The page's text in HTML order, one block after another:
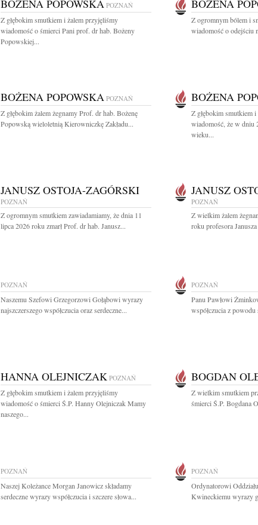
BOŻENA POPOWSKA POZNAŃ
Z głębokim smutkiem i żalem przyjęliśmy
wiadomość o śmierci Pani prof. dr hab. Bożeny
Popowskiej...
BOŻENA
Z ogromnym bólem i
wiadomość o odejściu
BOŻENA POPOWSKA POZNAŃ
Z głębokim żalem żegnamy Prof. dr hab. Bożenę
Popowską wieloletnią Kierowniczkę Zakładu...
BOŻENA
Z głębokim smutkiem
wiadomość, że w dniu
wieku...
JANUSZ OSTOJA-ZAGÓRSKI
POZNAŃ
Z ogromnym smutkiem zawiadamiamy, że dnia 11
lipca 2026 roku zmarł Prof. dr hab. Janusz...
JANUSZ
POZNAŃ
Z wielkim żalem
roku profesora
POZNAŃ
Naszemu Szefowi Grzegorzowi Gołąbowi wyrazy
najszczerszego współczucia oraz serdeczne...
POZNAŃ
Panu Pawłowi
współczucia z powodu
HANNA OLEJNICZAK POZNAŃ
Z głębokim smutkiem i żalem przyjęliśmy
wiadomość o śmierci Ś.P. Hanny Olejniczak Mamy
naszego...
BOGDAN
Z wielkim smutkiem
śmierci Ś.P. Bogdana
POZNAŃ
Naszej Koleżance Morgan Janowicz składamy
serdeczne wyrazy współczucia i szczere słowa...
POZNAŃ
Ordynatorowi
Kwineckiemu wyrazy